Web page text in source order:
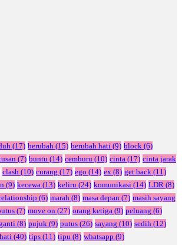
(17) berubah (15) berubah hati (9) block (6)
(7) buntu (14) cemburu (10) cinta (17) cinta jarak
clash (10) curang (17) ego (14) ex (8) get back (11)
(9) kecewa (13) keliru (24) komunikasi (14) LDR (8)
(6) marah (8) masa depan (7) masih sayang
(7) move on (27) orang ketiga (9) peluang (6)
(8) pujuk (9) putus (26) sayang (10) sedih (12)
(40) tips (11) tipu (8) whatsapp (9)